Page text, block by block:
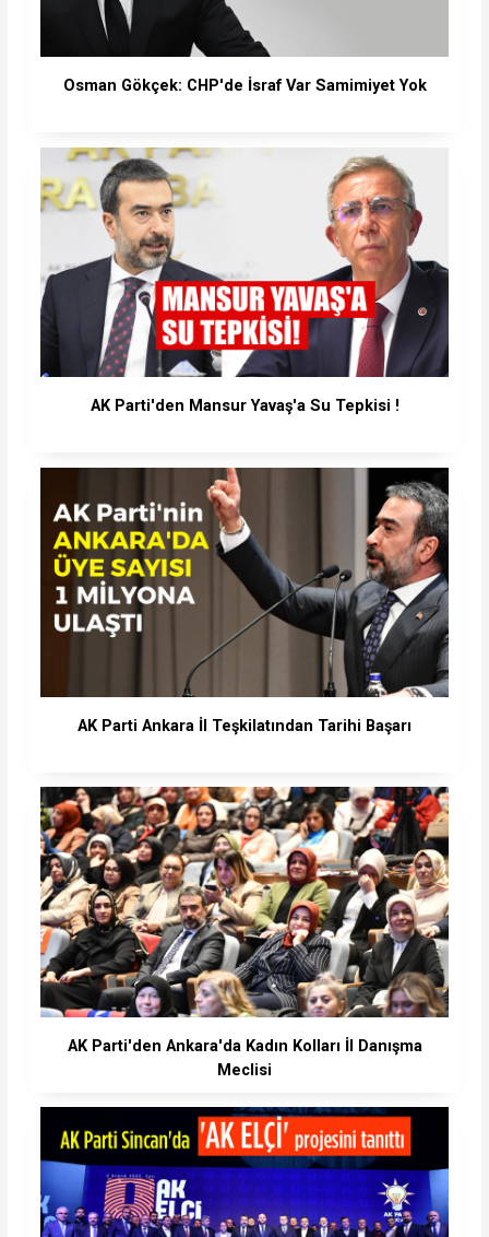
Osman Gökçek: CHP'de İsraf Var Samimiyet Yok
AK Parti'den Mansur Yavaş'a Su Tepkisi !
AK Parti Ankara İl Teşkilatından Tarihi Başarı
AK Parti'den Ankara'da Kadın Kolları İl Danışma
Meclisi